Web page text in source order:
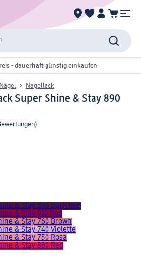
- dauerhaft günstig einkaufen
Nägel Nagellack
Super Shine & Stay 890
)
& Stay 890 Dark Red
& Stay 910 Red
& Stay 760 Brown
& Stay 740 Violette
& Stay 750 Rosa
& Stay 880 Red